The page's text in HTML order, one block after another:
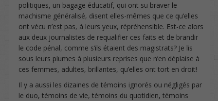
politiques, un bagage éducatif, qui ont su braver le
machisme généralisé, disent elles-mêmes que ce qu’elles
ont vécu n’est pas, à leurs yeux, répréhensible. Est-ce alors
aux deux journalistes de requalifier ces faits et de brandir
le code pénal, comme s’ils étaient des magistrats? Je lis
sous leurs plumes à plusieurs reprises que n’en déplaise à
ces femmes, adultes, brillantes, qu’elles ont tort en droit!
Il y a aussi les dizaines de témoins ignorés ou négligés par
le duo, témoins de vie, témoins du quotidien, témoins